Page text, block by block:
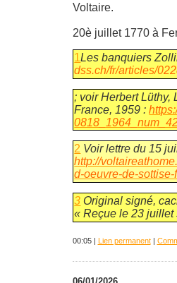
Voltaire.
20è juillet 1770 à
1Les banquiers
dss.ch/fr/articles/
; voir Herbert Lüthy,
France, 1959 :
2 Voir lettre du 15
http://
d-oeuvre-de-
3 Original signé,
« Reçue le 23 juillet
00:05 | Lien permanent|